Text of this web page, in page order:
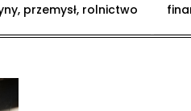
przemysł, rolnictwo